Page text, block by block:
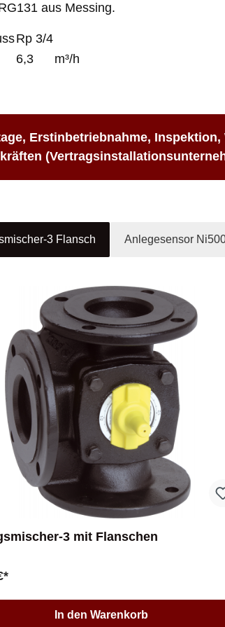
aus Messing.
Rp 3/4
6,3 m³/h
Erstinbetriebnahme,
3 Flansch Anlegesensor
3 mit Flanschen
In den Warenkorb